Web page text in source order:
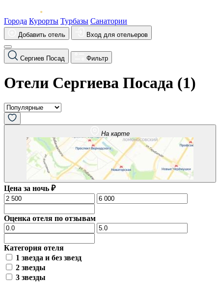
Города Курорты Турбазы Санатории
Добавить отель Вход для отельеров
Сергиев Посад Фильтр
Отели Сергиева Посада (1)
На карте
Цена за ночь ₽
Оценка отеля по отзывам
Категория отеля
1 звезда и без звезд
2 звезды
3 звезды